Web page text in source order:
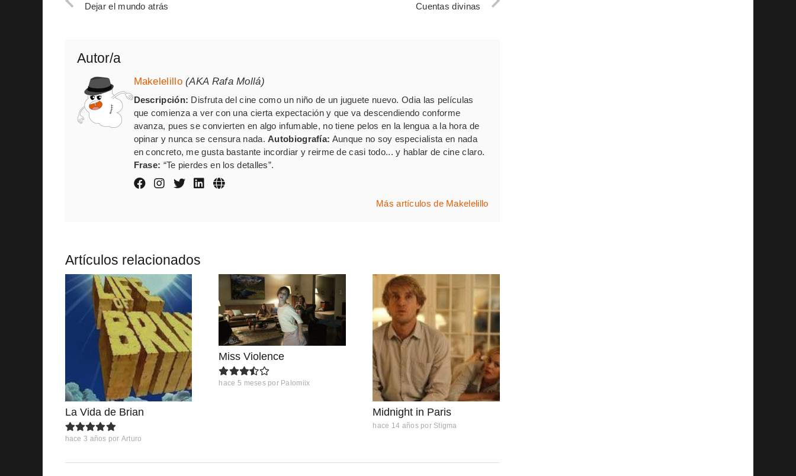
Dejar el mundo atrás Cuentas divinas
Autor/a
Makelelillo (AKA Rafa Mollá)
Descripción: Disfruta del cine como un niño de un juguete nuevo. Odia las películas
que comienza a ver con una cierta expectación y que va descendiendo conforme
avanza, pues se convierten en algo infumable, no tiene pelos en la lengua a la hora de
opinar y nunca se censura nada.Autobiografía: Aunque no soy especialista en nada
en concreto, me gusta bastante incordiar y reirme de casi todo... y hablar de cine claro.
Frase: “Te pierdes en los detalles”.
Más artículos de Makelelillo
Artículos relacionados
La Vida de Brian
hace 3 años por Arturo
Miss Violence
hace 5 meses por Palomiix
Midnight in Paris
hace 14 años por Stigma